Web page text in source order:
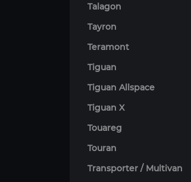
Talagon
Tayron
Teramont
Tiguan
Tiguan Allspace
Tiguan X
Touareg
Touran
Transporter / Multivan